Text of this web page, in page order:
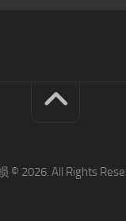
© 2026. All Rights